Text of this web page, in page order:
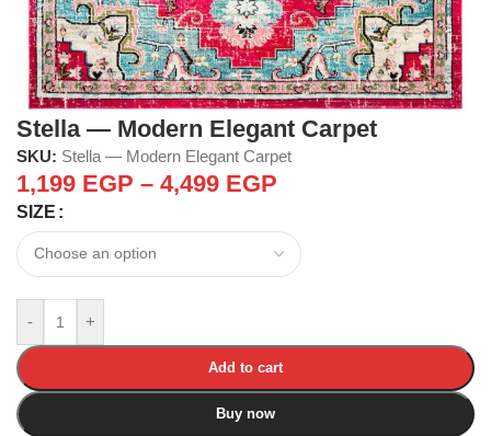
Stella — Modern Elegant Carpet
SKU: Stella — Modern Elegant Carpet
1,199 EGP – 4,499 EGP
SIZE
- +
Add to cart
Buy now